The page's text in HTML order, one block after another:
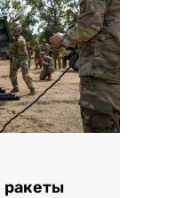
ракеты